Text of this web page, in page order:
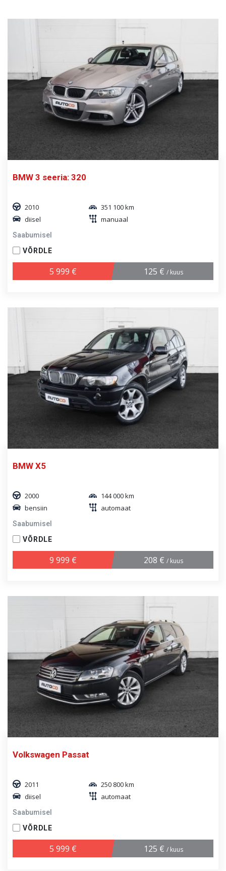
BMW 3 seeria: 320
2010
351 100 km
diisel
manuaal
Saabumisel
VÕRDLE
5 999 € 125 € / kuus
BMW X5
2000
144 000 km
bensiin
automaat
Saabumisel
VÕRDLE
9 999 € 208 € / kuus
Volkswagen Passat
2011
250 800 km
diisel
automaat
Saabumisel
VÕRDLE
5 999 € 125 € / kuus